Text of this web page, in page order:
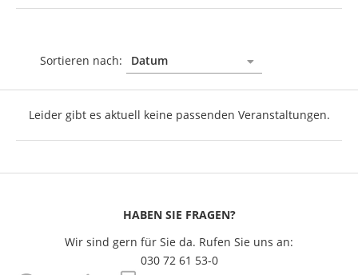
Sortieren nach:
Leider gibt es aktuell keine passenden Veranstaltungen.
HABEN SIE FRAGEN?
Wir sind gern für Sie da. Rufen Sie uns an:
030 72 61 53-0